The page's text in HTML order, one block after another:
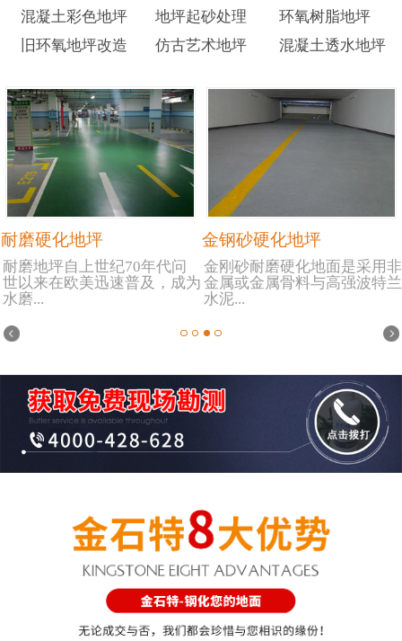
混凝土彩色地坪
地坪起砂处理
环氧树脂地坪
旧环氧地坪改造
仿古艺术地坪 混凝土透水地坪
耐磨硬化地坪
耐磨地坪自上世纪70年代问
世以来在欧美迅速普及，成为
水磨...
金钢砂硬化地坪
金刚砂耐磨硬化地面是采用非
金属或金属骨料与高强波特兰
水泥...